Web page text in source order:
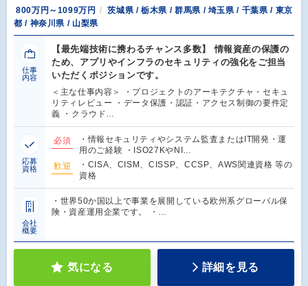
800万円～1099万円
茨城県 / 栃木県 / 群馬県 / 埼玉県 / 千葉県 / 東京
都 / 神奈川県 / 山梨県
仕事
内容
【最先端技術に携わるチャンス多数】 情報資産の保護の
ため、アプリやインフラのセキュリティの強化をご担当
いただくポジションです。
＜主な仕事内容＞ ・プロジェクトのアーキテクチャ・セキュ
リティレビュー ・データ保護・認証・アクセス制御の要件定
義 ・クラウド…
応募
資格
必須
・情報セキュリティやシステム監査またはIT開発・運
用のご経験 ・ISO27KやNI…
歓迎
・CISA、CISM、CISSP、CCSP、AWS関連資格 等の
資格
会社
概要
・世界50か国以上で事業を展開している欧州系グローバル保
険・資産運用企業です。 ・…
気になる 詳細を見る